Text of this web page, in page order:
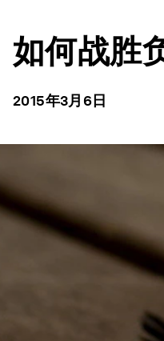
如何战胜
2015年3月6日